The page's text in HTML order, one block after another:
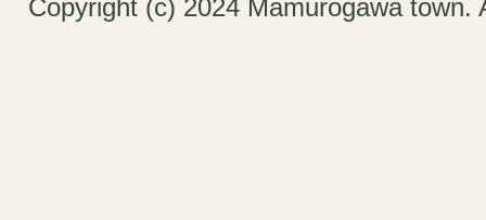
Copyright (c) 2024 Mamurogawa town.